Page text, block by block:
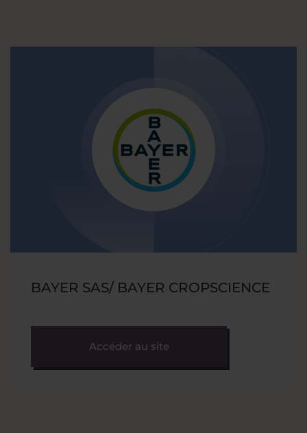
BAYER SAS/ BAYER CROPSCIENCE
Accéder au site